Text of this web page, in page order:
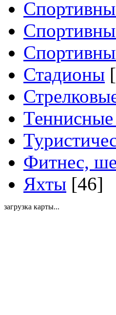
Стадионы
Фитнес,
Яхты [46]
загрузка карты...